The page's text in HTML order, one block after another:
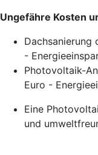
Ungefähre Kosten
Dachsanierung
-
Photovoltaik-
Euro -
Eine
und